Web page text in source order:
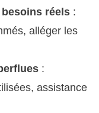
réels :
alléger les
:
assistance